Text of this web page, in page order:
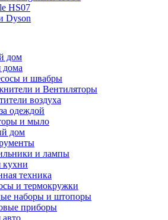
HS07
Dyson
дом
дома
и швабры
и Вентиляторы
воздуха
одеждой
и мыло
дом
и лампы
кухни
техника
и термокружки
наборы и штопоры
приборы